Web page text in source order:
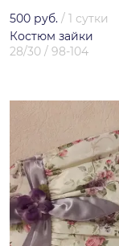
500 руб. / 1 сутки
Костюм зайки
28/30 / 98-104